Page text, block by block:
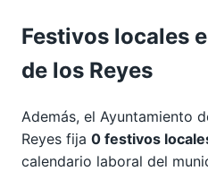
Festivos locales
de los Reyes
Además, el Ayuntamiento
Reyes fija 0 festivos
calendario laboral del